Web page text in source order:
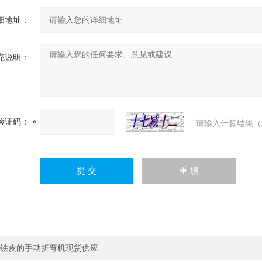
地址：
说明：
证码： 请输入计算结果
铁皮的手动折弯机现货供应